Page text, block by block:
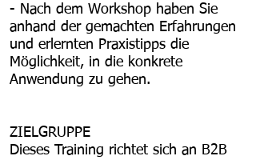
- Nach dem Workshop haben Sie
anhand der gemachten Erfahrungen
und erlernten Praxistipps die
Möglichkeit, in die konkrete
Anwendung zu gehen.
ZIELGRUPPE
Dieses Training richtet sich an B2B